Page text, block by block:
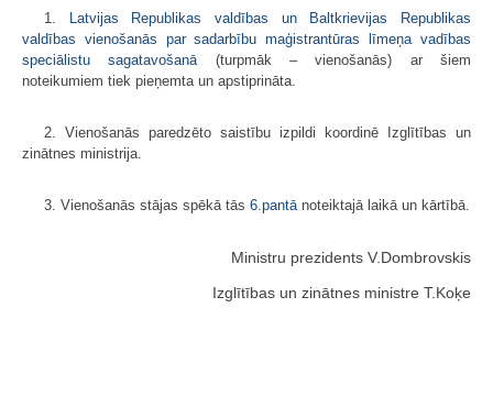
1. Latvijas Republikas valdības un Baltkrievijas Republikas
valdības vienošanās par sadarbību maģistrantūras līmeņa vadības
speciālistu sagatavošanā (turpmāk – vienošanās) ar šiem
noteikumiem tiek pieņemta un apstiprināta.
2. Vienošanās paredzēto saistību izpildi koordinē Izglītības un
zinātnes ministrija.
3. Vienošanās stājas spēkā tās 6.pantā noteiktajā laikā un kārtībā.
Ministru prezidents V.Dombrovskis
Izglītības un zinātnes ministre T.Koķe